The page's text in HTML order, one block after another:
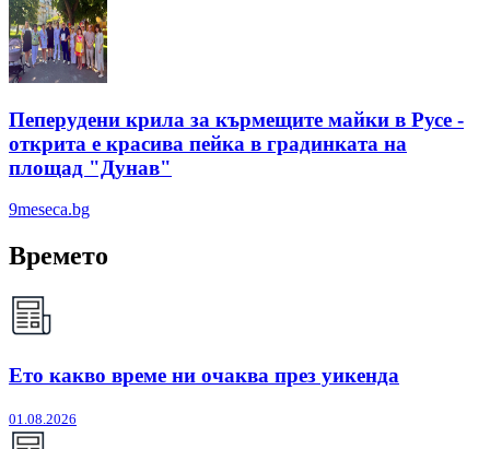
Пеперудени крила за кърмещите майки в Русе -
открита е красива пейка в градинката на
площад "Дунав"
9meseca.bg
Времето
Ето какво време ни очаква през уикенда
01.08.2026